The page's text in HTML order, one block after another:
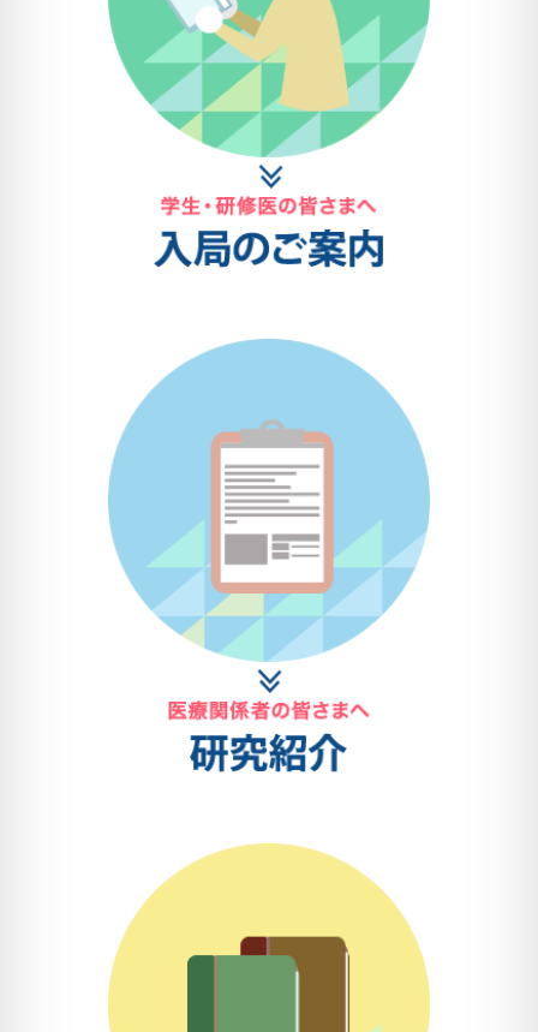
いたします。
日 時：
2025年10月8日（水）15:00
～17:00
場 所： 高知大学医学部 アメニテ
ィ（３）
受講方
法：
現地参加または、Zoom
（先着100名まで）
申込先： im81@kochi-u.ac.jp
申込締
2025年10月1日（水）
①お名前 ②所属・職種
③ご連絡先（メールアドレ
を明記の
上、メールでお申し込みく
詳細はこちら≫
高知医療再生機構講演会のお知らせ
「摂食障害の入院治療について ～神経性やせ症
必ず、件名：「7月26日 医療再生」、本文：氏
名、ご所属、職種を記載して、メールにてお申込みくださ
時 間： 16：30〜18：30
中里 道子先生
（国際医療福祉大学成田病
2025年7月24日（木）
第122回日本精神神経学会学術総会に参加しまし
2026年6月18日～6月20日に、第122回日本精神神経学会
題の司会も務められました。
また、高橋秀俊先生もシンポジウムにおいて司会および
発表で登壇されました。
学術総会には、小松静香先生、藤原維斗彦先生、赤尾玲
実先生も参加されました。
今後も日々研鑽を積み重ね、学術活動への積極的な参加
と研究成果の発表に取り組んでまいります。
高知医療再生機構講演会が開催されました。
当教室の元特任助教である 須賀楓介先生（舞多聞こころ
のクリニック 院長）をお招きし、6月3日（水）に高知医
療再生機構講演会 「臨床に活きるトラウマインフォーム